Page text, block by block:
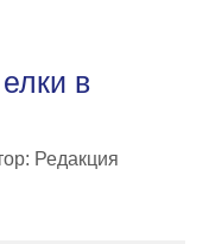
в
Редакция